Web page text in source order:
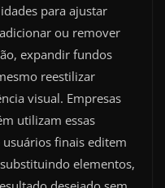
para ajustar
ou remover
expandir fundos
reestilizar
visual. Empresas
utilizam essas
finais editem
elementos,